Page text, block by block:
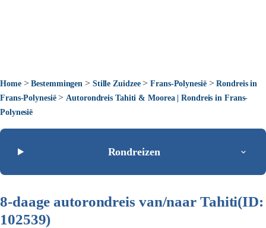
Home>Bestemmingen > Stille Zuidzee>Frans-Polynesië>Rondreis in
Frans-Polynesië> Autorondreis Tahiti & Moorea | Rondreis in Frans-
Polynesië
Rondreizen
8-daage autorondreis van/naar Tahiti(ID:
102539)